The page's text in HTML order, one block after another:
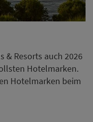
& Resorts auch 2026
Hotelmarken.
Hotelmarken beim